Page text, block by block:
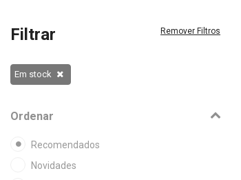
Filtrar Remover Filtros
Em stock
Ordenar
Recomendados
Novidades